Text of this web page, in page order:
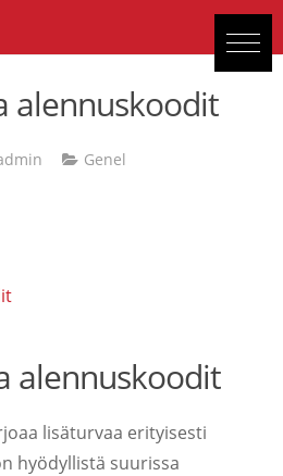
alennuskoodit
Genel
alennuskoodit
lisäturvaa erityisesti
hyödyllistä suurissa